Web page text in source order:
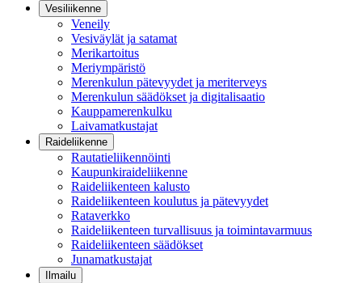
Vesiliikenne
Veneily
Vesiväylät ja satamat
Merikartoitus
Meriympäristö
Merenkulun pätevyydet ja meriterveys
Merenkulun säädökset ja digitalisaatio
Kauppamerenkulku
Laivamatkustajat
Raideliikenne
Rautatieliikennöinti
Kaupunkiraideliikenne
Raideliikenteen kalusto
Raideliikenteen koulutus ja pätevyydet
Rataverkko
Raideliikenteen turvallisuus ja toimintavarmuus
Raideliikenteen säädökset
Junamatkustajat
Ilmailu